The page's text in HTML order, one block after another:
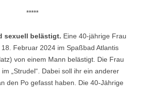
*****
sexuell belästigt. Eine 40-jährige Frau
Februar 2024 im Spaßbad Atlantis
von einem Mann belästigt. Die Frau
„Strudel“. Dabei soll ihr ein anderer
den Po gefasst haben. Die 40-Jährige